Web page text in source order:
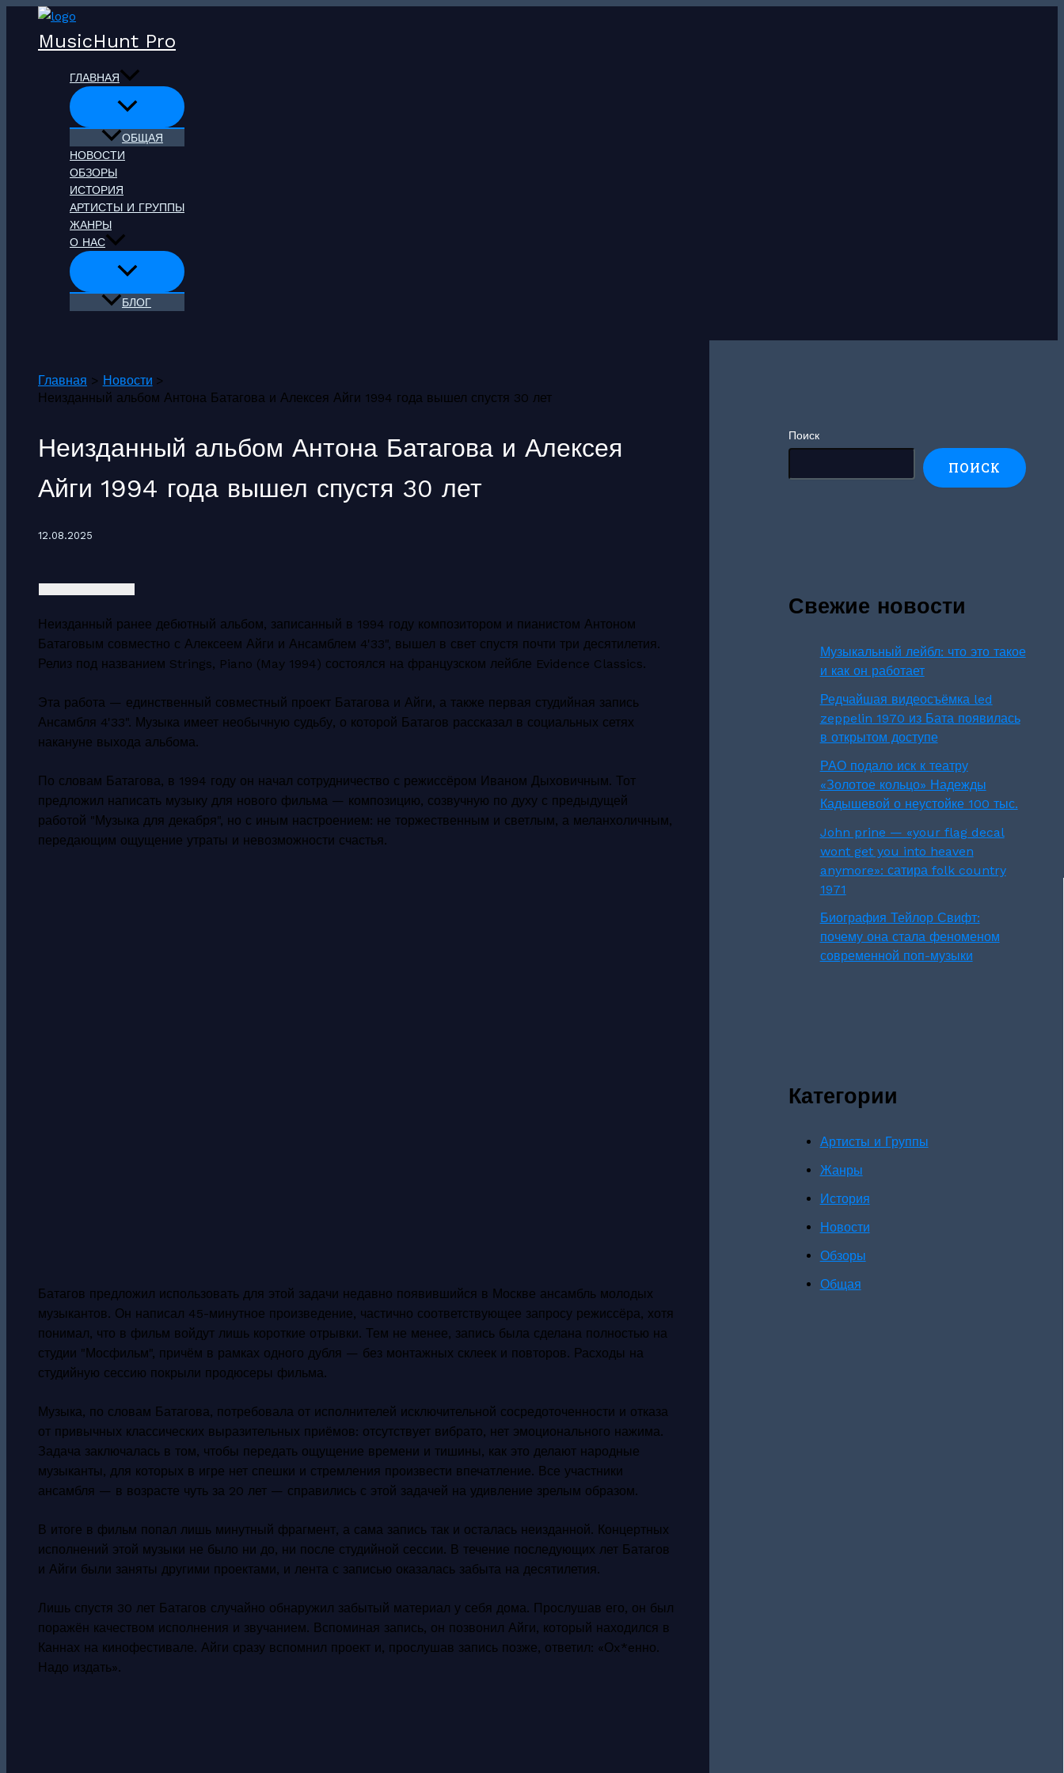
Перейти
содержимому
MusicHunt Pro
ГЛАВНАЯ
ОБЩАЯ
НОВОСТИ
ОБЗОРЫ
ИСТОРИЯ
АРТИСТЫ И ГРУППЫ
ЖАНРЫ
О НАС
БЛОГ
Главная
Новости
Неизданный альбом Антона Батагова и Алексея Айги 1994 года вышел спустя 30 лет
Неизданный альбом Антона Батагова и Алексея
Айги 1994 года вышел спустя 30 лет
12.08.2025
Неизданный ранее дебютный альбом, записанный в 1994 году композитором и пианистом Антоном
Батаговым совместно с Алексеем Айги и Ансамблем 4'33", вышел в свет спустя почти три десятилетия.
Релиз под названием Strings, Piano (May 1994) состоялся на французском лейбле Evidence Classics.
Эта работа — единственный совместный проект Батагова и Айги, а также первая студийная запись
Ансамбля 4'33". Музыка имеет необычную судьбу, о которой Батагов рассказал в социальных сетях
накануне выхода альбома.
По словам Батагова, в 1994 году он начал сотрудничество с режиссёром Иваном Дыховичным. Тот
предложил написать музыку для нового фильма — композицию, созвучную по духу с предыдущей
работой "Музыка для декабря", но с иным настроением: не торжественным и светлым, а меланхоличным,
передающим ощущение утраты и невозможности счастья.
Батагов предложил использовать для этой задачи недавно появившийся в Москве ансамбль молодых
музыкантов. Он написал 45-минутное произведение, частично соответствующее запросу режиссёра, хотя
понимал, что в фильм войдут лишь короткие отрывки. Тем не менее, запись была сделана полностью на
студии "Мосфильм", причём в рамках одного дубля — без монтажных склеек и повторов. Расходы на
студийную сессию покрыли продюсеры фильма.
Музыка, по словам Батагова, потребовала от исполнителей исключительной сосредоточенности и отказа
от привычных классических выразительных приёмов: отсутствует вибрато, нет эмоционального нажима.
Задача заключалась в том, чтобы передать ощущение времени и тишины, как это делают народные
музыканты, для которых в игре нет спешки и стремления произвести впечатление. Все участники
ансамбля — в возрасте чуть за 20 лет — справились с этой задачей на удивление зрелым образом.
В итоге в фильм попал лишь минутный фрагмент, а сама запись так и осталась неизданной. Концертных
исполнений этой музыки не было ни до, ни после студийной сессии. В течение последующих лет Батагов
и Айги были заняты другими проектами, и лента с записью оказалась забыта на десятилетия.
Лишь спустя 30 лет Батагов случайно обнаружил забытый материал у себя дома. Прослушав его, он был
поражён качеством исполнения и звучанием. Вспоминая запись, он позвонил Айги, который находился в
Каннах на кинофестивале. Айги сразу вспомнил проект и, прослушав запись позже, ответил: «Оx*eнно.
Надо издать».
Поиск
ПОИСК
Свежие новости
Музыкальный лейбл: что это такое
и как он работает
Редчайшая видеосъёмка led
zeppelin 1970 из Бата появилась
в открытом доступе
РАО подало иск к театру
«Золотое кольцо» Надежды
Кадышевой о неустойке 100 тыс.
John prine — «your flag decal
wont get you into heaven
anymore»: сатира folk country
1971
Биография Тейлор Свифт:
почему она стала феноменом
современной поп-музыки
Категории
Артисты и Группы
Жанры
История
Новости
Обзоры
Общая